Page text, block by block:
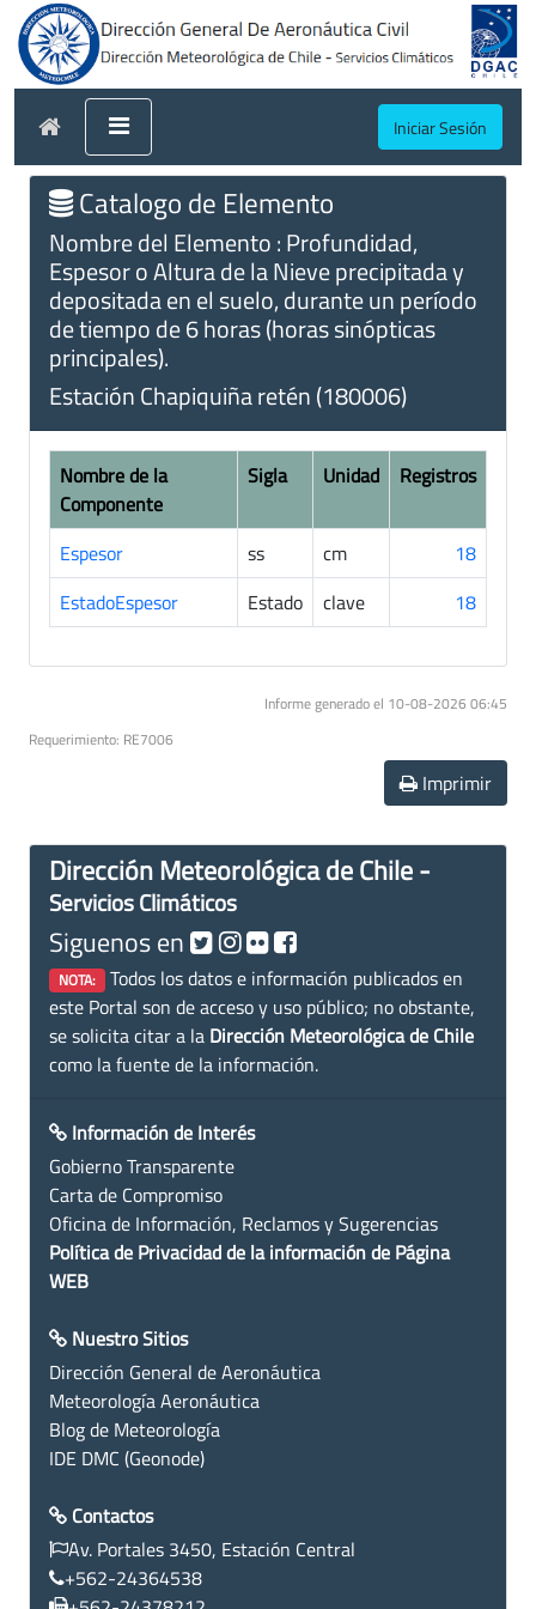
Iniciar Sesión
Catalogo de Elemento
Nombre del Elemento : Profundidad,
Espesor o Altura de la Nieve precipitada y
depositada en el suelo, durante un período
de tiempo de 6 horas (horas sinópticas
principales).
Estación Chapiquiña retén (180006)
Nombre de la
Componente
Sigla Unidad Registros
Espesor ss cm
18
EstadoEspesor
Estado clave 18
Informe generado el 10-08-2026 06:45
Requerimiento: RE7006
Imprimir
Dirección Meteorológica de Chile -
Servicios Climáticos
Siguenos en
NOTA: Todos los datos e información publicados en
este Portal son de acceso y uso público; no obstante,
se solicita citar a la Dirección Meteorológica de Chile
como la fuente de la información.
Información de Interés
Gobierno Transparente
Carta de Compromiso
Oficina de Información, Reclamos y Sugerencias
Política de Privacidad de la información de Página
WEB
Nuestro Sitios
Dirección General de Aeronáutica
Meteorología Aeronáutica
Blog de Meteorología
IDE DMC (Geonode)
Contactos
Av. Portales 3450, Estación Central
+562-24364538